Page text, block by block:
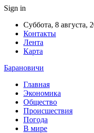
Sign in
Суббота, 8 августа,
Контакты
Лента
Карта
Барановичи
Главная
Экономика
Общество
Происшествия
Погода
В мире